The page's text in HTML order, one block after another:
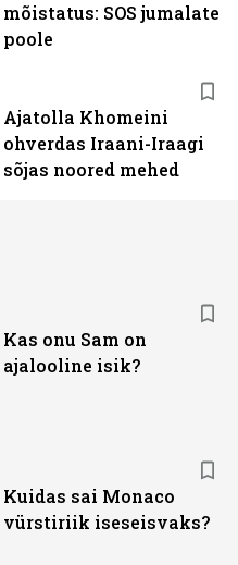
mõistatus: SOS jumalate
poole
Ajatolla Khomeini
ohverdas Iraani-Iraagi
sõjas noored mehed
Kas onu Sam on
ajalooline isik?
Kuidas sai Monaco
vürstiriik iseseisvaks?